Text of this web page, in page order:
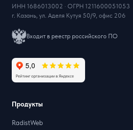
ИНН 1686013002 · ОГРН 1211600051053
г. Казань, ул. Аделя Кутуя 50/9, офис 206
Входит в реестр российского ПО
Продукты
RadistWeb